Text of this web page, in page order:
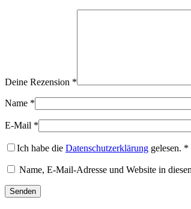
Deine Rezension *
Name *
E-Mail *
Ich habe die Datenschutzerklärung gelesen. *
Name, E-Mail-Adresse und Website in